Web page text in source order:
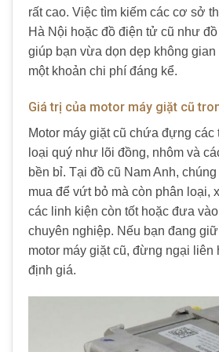
rất cao. Việc tìm kiếm các cơ sở
Hà Nội hoặc đồ điện tử cũ như
giúp bạn vừa dọn dẹp không
một khoản chi phí đáng kể.
Giá trị của motor máy giặt cũ
Motor máy giặt cũ chứa đựng các
loại quý như lõi đồng, nhôm và
bền bỉ. Tại đồ cũ Nam Anh,
mua để vứt bỏ mà còn phân loại,
các linh kiện còn tốt hoặc đưa
chuyên nghiệp. Nếu bạn đang
motor máy giặt cũ, đừng ngại
định giá.